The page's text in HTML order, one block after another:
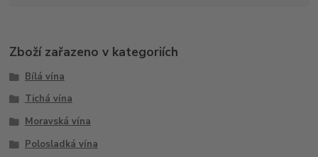
Zboží zařazeno v kategoriích
Bílá vína
Tichá vína
Moravská vína
Polosladká vína